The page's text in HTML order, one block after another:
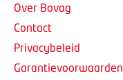
Over Bovag
Contact
Privacybeleid
Garantievoorwaarden